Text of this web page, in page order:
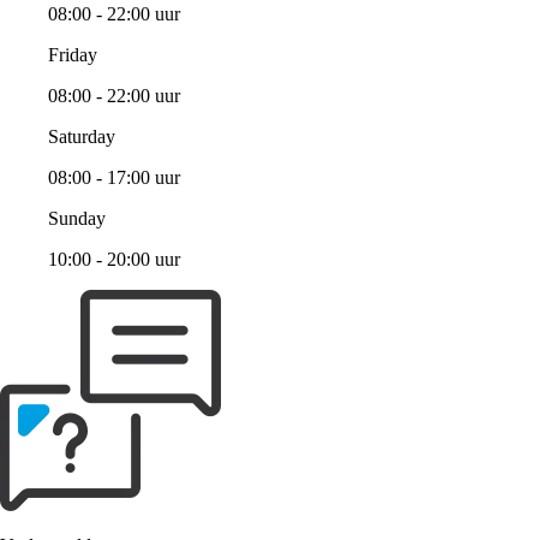
08:00 - 22:00 uur
Friday
08:00 - 22:00 uur
Saturday
08:00 - 17:00 uur
Sunday
10:00 - 20:00 uur